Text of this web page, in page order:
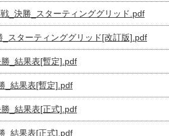
戦_決勝_スターティンググリッド.pdf
_スターティンググリッド[改訂版].pdf
勝_結果表[暫定].pdf
_結果表[暫定].pdf
勝_結果表[正式].pdf
_結果表[正式].pdf